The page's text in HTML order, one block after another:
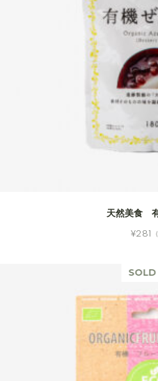
天然美食
¥281